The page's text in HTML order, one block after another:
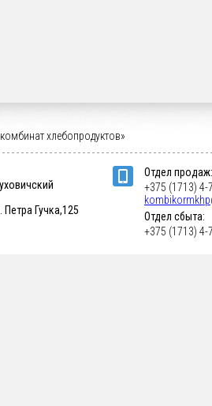
хлебопродуктов»
Петра Гучка,125
Отдел продаж:
+375 (1713) 4-
Отдел сбыта:
+375 (1713) 4-